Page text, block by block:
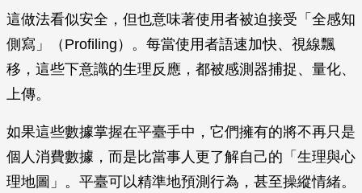
這做法看似安全，但也意味著使用者被迫接受「全感知
側寫」（Profiling）。每當使用者語速加快、視線飄
移，這些下意識的生理反應，都被感測器捕捉、量化、
上傳。
如果這些數據掌握在平臺手中，它們擁有的將不再只是
個人消費數據，而是比當事人更了解自己的「生理與心
理地圖」。平臺可以精準地預測行為，甚至操縱情緒。